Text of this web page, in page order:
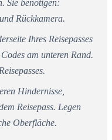
Sie benötigen:
Rückkamera.
Ihres Reisepasses
am unteren Rand.
Hindernisse,
Reisepass. Legen
Oberfläche.